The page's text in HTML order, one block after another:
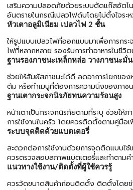
เสริมความปลอดภัยด้วยระบบตัดแก๊สอัตโ
อันตรายในกรณีเปลวไฟดับโดยไม่ตั้งใจระห
หัวเตาอลูมิเนียม เปลวไฟ 2 ชั้น
ให้รูปแบบเปลวไฟที่ออกแบบมาเพื่อการกร
ไฟที่หลากหลาย รองรับการทำอาหารในชีวิ
ฐานรองภาชนะเหล็กหล่อ วางภาชนะมั่
ช่วยให้สัมผัสภาชนะได้ดี ลดอาการโยกของ
ต้ม หรือทำเมนูที่ต้องการความนิ่งของภาช
ฐานเตากระจกนิรภัยทนความร้อนสูง
หน้าเตาเป็นกระจกนิรภัยตามที่ระบุ ช่วยให้
การใช้งานในครัว โดยควรติดตั้งตามคู่มือ
ระบบจุดติดด้วยแบตเตอรี่
สะดวกต่อการใช้งานด้วยการจุดติดแบบใช้
ควรตรวจสอบสภาพแบตเตอรี่และทำตามค
แนวทางใช้งาน/ติดตั้งที่ผู้ใช้ควรรู้
ควรวัดขนาดสินค้าก่อนติดตั้ง ติดตั้งโดย